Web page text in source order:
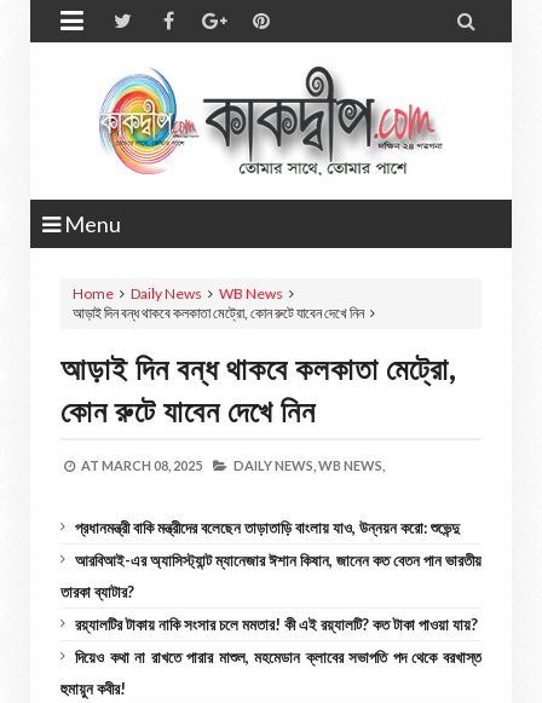
 
Menu
Home Daily News
WB News
আড়াই দিন বন্ধ থাকবে কলকাতা মেট্রো, কোন রুটে যাবেন দেখে নিন
আড়াই দিন বন্ধ থাকবে কলকাতা মেট্রো,
কোন রুটে যাবেন দেখে নিন
AT MARCH 08, 2025 DAILY NEWS, WB NEWS,
প্রধানমন্ত্রী বাকি মন্ত্রীদের বলেছেন তাড়াতাড়ি বাংলায় যাও, উন্নয়ন করো: শুভেন্দু
আরবিআই-এর অ্যাসিস্ট্যান্ট ম্যানেজার ঈশান কিষান, জানেন কত বেতন পান ভারতীয়
তারকা ব্যাটার?
রয়্যালটির টাকায় নাকি সংসার চলে মমতার! কী এই রয়্যালটি? কত টাকা পাওয়া যায়?
দিয়েও কথা না রাখতে পারার মাশুল, মহমেডান ক্লাবের সভাপতি পদ থেকে বরখাস্ত
হুমায়ুন কবীর!